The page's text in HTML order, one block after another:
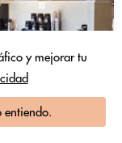
y mejorar tu
entiendo.